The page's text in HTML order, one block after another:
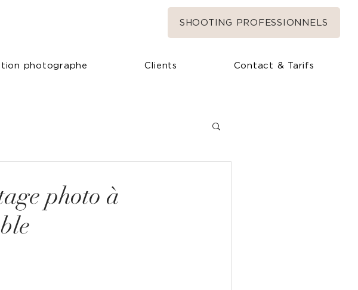
SHOOTING PROFESSIONNELS
photographe Clients Contact & Tarifs
photo à